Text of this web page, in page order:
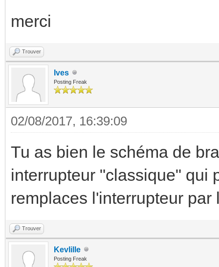
merci
Trouver
Ives
Posting Freak
02/08/2017, 16:39:09
Tu as bien le schéma de
interrupteur "classique" qui
remplaces l'interrupteur par
Trouver
Kevlille
Posting Freak